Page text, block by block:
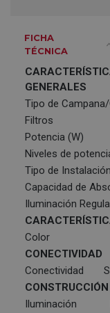
FICHA
TÉCNICA
GENERALES
Tipo de
Filtros
Potencia (W)
Niveles de
Tipo de
Capacidad de
Iluminación
Color
CONECTIVIDAD
Conectividad
CONSTRUCCIÓN
Iluminación